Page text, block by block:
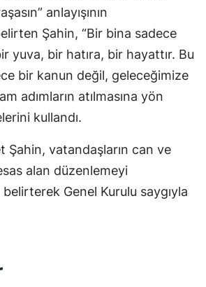
anlayışının
Şahin, “Bir bina sadece
yuva, bir hatıra, bir hayattır. Bu
bir kanun değil, geleceğimize
adımların atılmasına yön
kullandı.
Şahin, vatandaşların can ve
alan düzenlemeyi
Genel Kurulu saygıyla